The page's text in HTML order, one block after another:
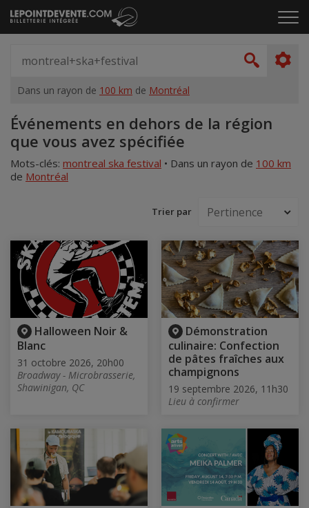
Passer
au
le
artiste,
Dans un rayon de 100 km de Montréal
Accueil
Événements en dehors de la région
que vous avez spécifiée
Mots-clés: montreal ska festival • Dans un rayon de 100 km
de Montréal
Trier par
Halloween Noir &
Blanc
31 octobre 2026, 20h00
Broadway - Microbrasserie,
Shawinigan, QC
Démonstration
culinaire: Confection
de pâtes fraîches aux
champignons
19 septembre 2026, 11h30
Lieu à confirmer